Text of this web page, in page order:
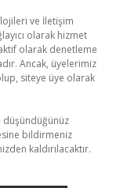
ve İletişim
olarak hizmet
olarak denetleme
Ancak, üyelerimiz
siteye üye olarak
düşündüğünüz
bildirmeniz
kaldırılacaktır.